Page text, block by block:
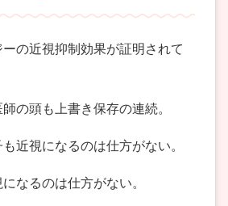
の近視抑制効果が証明されて
の頭も上書き保存の連続。
近視になるのは仕方がない。
なるのは仕方がない。